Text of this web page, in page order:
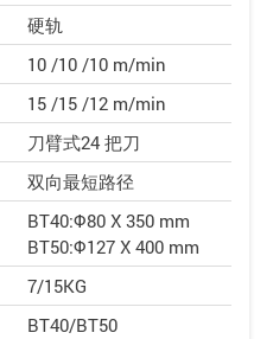
硬轨
10 /10 /10 m/min
15 /15 /12 m/min
刀臂式24 把刀
双向最短路径
BT40:Φ80 X 350 mm
BT50:Φ127 X 400 mm
7/15KG
BT40/BT50